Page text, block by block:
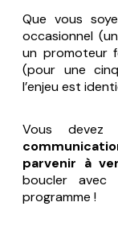
Que vous
occasionnel
un promoteur
(pour une
l’enjeu est
Vous devez
parvenir à
boucler avec
programme !